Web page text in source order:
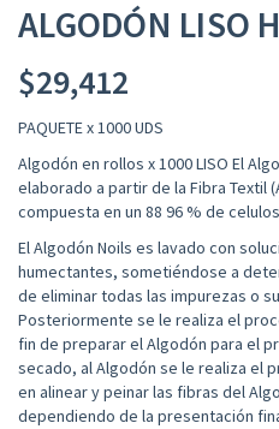
ALGODÓN LISO
$29,412
PAQUETE x 1000 UDS
Algodón en rollos x 1000 LISO El
elaborado a partir de la Fibra Textil
compuesta en un 88 96 % de
El Algodón Noils es lavado con
humectantes, sometiéndose a
de eliminar todas las impurezas o
Posteriormente se le realiza el
fin de preparar el Algodón para el
secado, al Algodón se le realiza el
en alinear y peinar las fibras del
dependiendo de la presentación